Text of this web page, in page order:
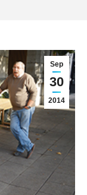
Sep
30
2014